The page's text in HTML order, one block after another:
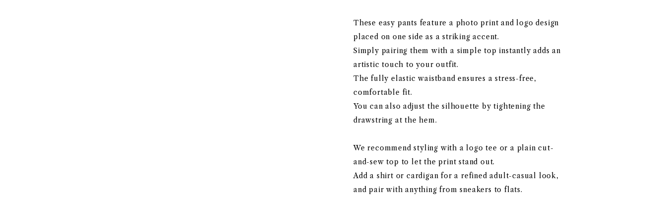
These easy pants feature a photo print and logo design
placed on one side as a striking accent.
Simply pairing them with a simple top instantly adds an
artistic touch to your outfit.
The fully elastic waistband ensures a stress-free,
comfortable fit.
You can also adjust the silhouette by tightening the
drawstring at the hem.
We recommend styling with a logo tee or a plain cut-
and-sew top to let the print stand out.
Add a shirt or cardigan for a refined adult-casual look,
and pair with anything from sneakers to flats.